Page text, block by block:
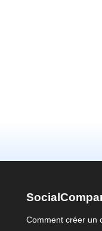
Comment créer un